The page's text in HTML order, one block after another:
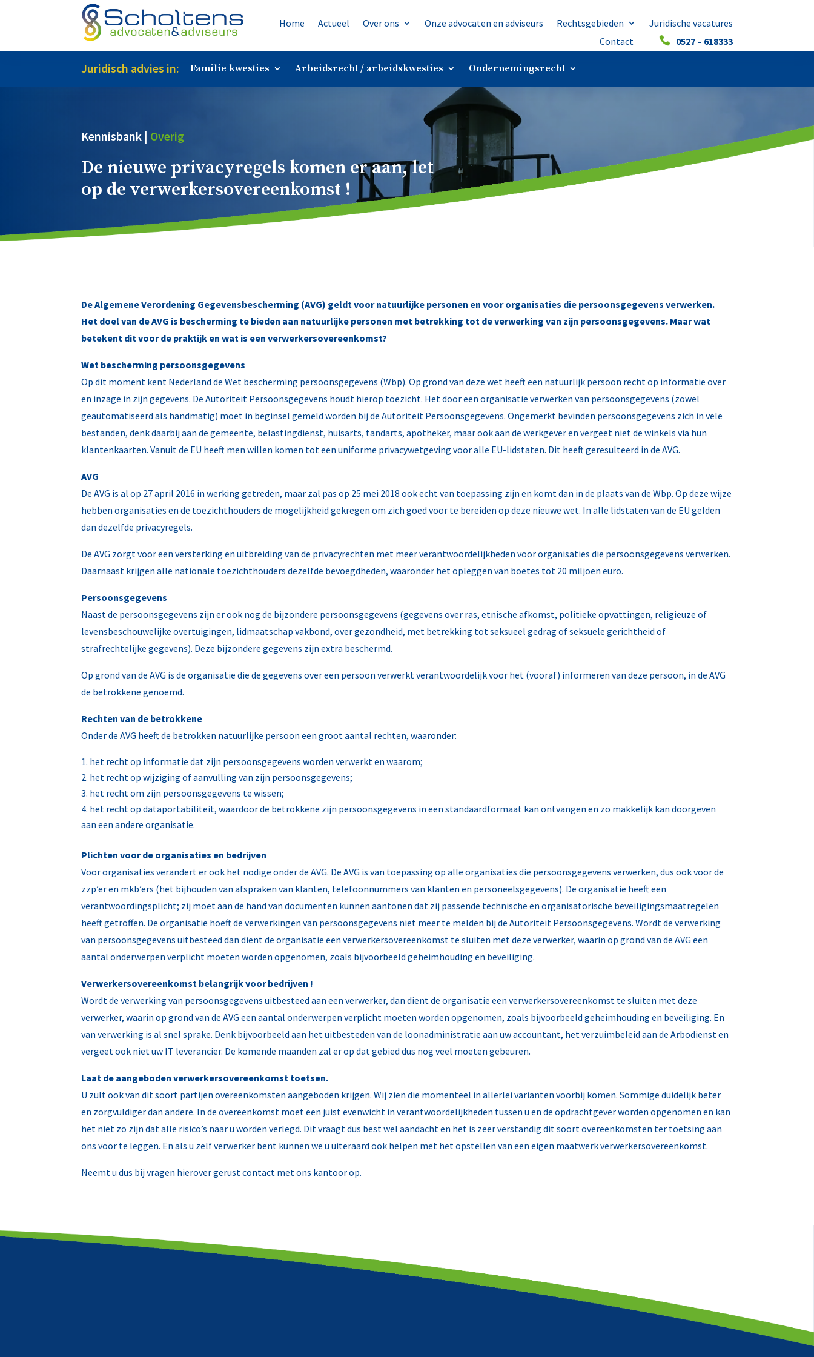
Home Actueel Over ons Onze advocaten en adviseurs Rechtsgebieden
Juridische vacatures
Contact
0527 – 618333
Juridisch advies in: Familie kwesties Arbeidsrecht / arbeidskwesties Ondernemingsrecht
Kennisbank | Overig
De nieuwe privacyregels komen er aan, let
op de verwerkersovereenkomst !
De Algemene Verordening Gegevensbescherming (AVG) geldt voor natuurlijke personen en voor organisaties die persoonsgegevens verwerken.
Het doel van de AVG is bescherming te bieden aan natuurlijke personen met betrekking tot de verwerking van zijn persoonsgegevens. Maar wat
betekent dit voor de praktijk en wat is een verwerkersovereenkomst?
Wet bescherming persoonsgegevens
Op dit moment kent Nederland de Wet bescherming persoonsgegevens (Wbp). Op grond van deze wet heeft een natuurlijk persoon recht op informatie over
en inzage in zijn gegevens. De Autoriteit Persoonsgegevens houdt hierop toezicht. Het door een organisatie verwerken van persoonsgegevens (zowel
geautomatiseerd als handmatig) moet in beginsel gemeld worden bij de Autoriteit Persoonsgegevens. Ongemerkt bevinden persoonsgegevens zich in vele
bestanden, denk daarbij aan de gemeente, belastingdienst, huisarts, tandarts, apotheker, maar ook aan de werkgever en vergeet niet de winkels via hun
klantenkaarten. Vanuit de EU heeft men willen komen tot een uniforme privacywetgeving voor alle EU-lidstaten. Dit heeft geresulteerd in de AVG.
AVG
De AVG is al op 27 april 2016 in werking getreden, maar zal pas op 25 mei 2018 ook echt van toepassing zijn en komt dan in de plaats van de Wbp. Op deze wijze
hebben organisaties en de toezichthouders de mogelijkheid gekregen om zich goed voor te bereiden op deze nieuwe wet. In alle lidstaten van de EU gelden
dan dezelfde privacyregels.
De AVG zorgt voor een versterking en uitbreiding van de privacyrechten met meer verantwoordelijkheden voor organisaties die persoonsgegevens verwerken.
Daarnaast krijgen alle nationale toezichthouders dezelfde bevoegdheden, waaronder het opleggen van boetes tot 20 miljoen euro.
Persoonsgegevens
Naast de persoonsgegevens zijn er ook nog de bijzondere persoonsgegevens (gegevens over ras, etnische afkomst, politieke opvattingen, religieuze of
levensbeschouwelijke overtuigingen, lidmaatschap vakbond, over gezondheid, met betrekking tot seksueel gedrag of seksuele gerichtheid of
strafrechtelijke gegevens). Deze bijzondere gegevens zijn extra beschermd.
Op grond van de AVG is de organisatie die de gegevens over een persoon verwerkt verantwoordelijk voor het (vooraf) informeren van deze persoon, in de AVG
de betrokkene genoemd.
Rechten van de betrokkene
Onder de AVG heeft de betrokken natuurlijke persoon een groot aantal rechten, waaronder:
het recht op informatie dat zijn persoonsgegevens worden verwerkt en waarom;
het recht op wijziging of aanvulling van zijn persoonsgegevens;
het recht om zijn persoonsgegevens te wissen;
het recht op dataportabiliteit, waardoor de betrokkene zijn persoonsgegevens in een standaardformaat kan ontvangen en zo makkelijk kan doorgeven
aan een andere organisatie.
Plichten voor de organisaties en bedrijven
Voor organisaties verandert er ook het nodige onder de AVG. De AVG is van toepassing op alle organisaties die persoonsgegevens verwerken, dus ook voor de
zzp’er en mkb’ers (het bijhouden van afspraken van klanten, telefoonnummers van klanten en personeelsgegevens). De organisatie heeft een
verantwoordingsplicht; zij moet aan de hand van documenten kunnen aantonen dat zij passende technische en organisatorische beveiligingsmaatregelen
heeft getroffen. De organisatie hoeft de verwerkingen van persoonsgegevens niet meer te melden bij de Autoriteit Persoonsgegevens. Wordt de verwerking
van persoonsgegevens uitbesteed dan dient de organisatie een verwerkersovereenkomst te sluiten met deze verwerker, waarin op grond van de AVG een
aantal onderwerpen verplicht moeten worden opgenomen, zoals bijvoorbeeld geheimhouding en beveiliging.
Verwerkersovereenkomst belangrijk voor bedrijven !
Wordt de verwerking van persoonsgegevens uitbesteed aan een verwerker, dan dient de organisatie een verwerkersovereenkomst te sluiten met deze
verwerker, waarin op grond van de AVG een aantal onderwerpen verplicht moeten worden opgenomen, zoals bijvoorbeeld geheimhouding en beveiliging. En
van verwerking is al snel sprake. Denk bijvoorbeeld aan het uitbesteden van de loonadministratie aan uw accountant, het verzuimbeleid aan de Arbodienst en
vergeet ook niet uw IT leverancier. De komende maanden zal er op dat gebied dus nog veel moeten gebeuren.
Laat de aangeboden verwerkersovereenkomst toetsen.
U zult ook van dit soort partijen overeenkomsten aangeboden krijgen. Wij zien die momenteel in allerlei varianten voorbij komen. Sommige duidelijk beter
en zorgvuldiger dan andere. In de overeenkomst moet een juist evenwicht in verantwoordelijkheden tussen u en de opdrachtgever worden opgenomen en kan
het niet zo zijn dat alle risico’s naar u worden verlegd. Dit vraagt dus best wel aandacht en het is zeer verstandig dit soort overeenkomsten ter toetsing aan
ons voor te leggen. En als u zelf verwerker bent kunnen we u uiteraard ook helpen met het opstellen van een eigen maatwerk verwerkersovereenkomst.
Neemt u dus bij vragen hierover gerust contact met ons kantoor op.